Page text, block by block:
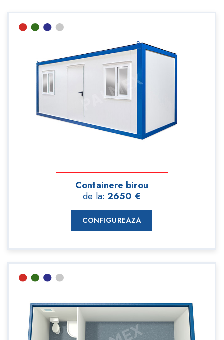
Containere birou
de la: 2650 €
CONFIGUREAZA